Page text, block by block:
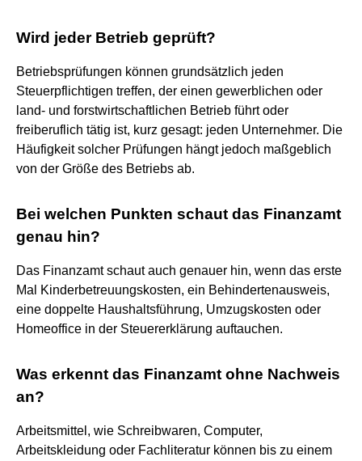
Wird jeder Betrieb geprüft?
Betriebsprüfungen können grundsätzlich jeden
Steuerpflichtigen treffen, der einen gewerblichen oder
land- und forstwirtschaftlichen Betrieb führt oder
freiberuflich tätig ist, kurz gesagt: jeden Unternehmer. Die
Häufigkeit solcher Prüfungen hängt jedoch maßgeblich
von der Größe des Betriebs ab.
Bei welchen Punkten schaut das Finanzamt
genau hin?
Das Finanzamt schaut auch genauer hin, wenn das erste
Mal Kinderbetreuungskosten, ein Behindertenausweis,
eine doppelte Haushaltsführung, Umzugskosten oder
Homeoffice in der Steuererklärung auftauchen.
Was erkennt das Finanzamt ohne Nachweis
an?
Arbeitsmittel, wie Schreibwaren, Computer,
Arbeitskleidung oder Fachliteratur können bis zu einem